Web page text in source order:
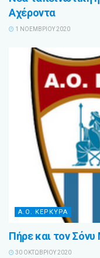
Αχέροντα
1 ΝΟΕΜΒΡΊΟΥ 2020
Α.Ο. ΚΕΡΚΥΡΑ
Πήρε και τον
30 ΟΚΤΩΒΡΊΟΥ 2020